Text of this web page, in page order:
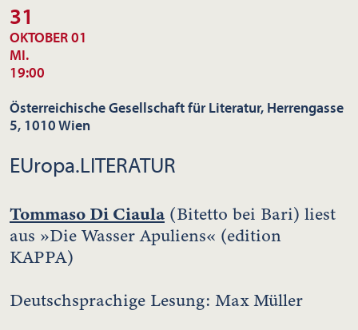
31
OKTOBER 01
MI.
19:00
Österreichische Gesellschaft für Literatur, Herrengasse
5, 1010 Wien
EUropa.LITERATUR
Tommaso Di Ciaula (Bitetto bei Bari) liest
aus »Die Wasser Apuliens« (edition
KAPPA)
Deutschsprachige Lesung: Max Müller